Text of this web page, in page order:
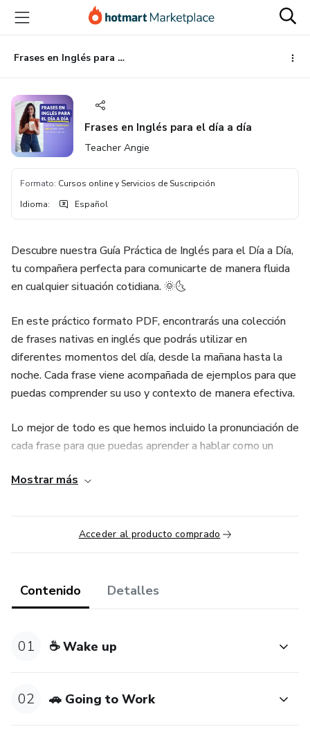
principal
página
de
página
Frases en Inglés para el día a día
Frases en Inglés para el día a día
Teacher Angie
Formato: Cursos online y Servicios de Suscripción
Idioma: Español
Descubre nuestra Guía Práctica de Inglés para el Día a Día,
tu compañera perfecta para comunicarte de manera fluida
en cualquier situación cotidiana. 🌞🌜
En este práctico formato PDF, encontrarás una colección
de frases nativas en inglés que podrás utilizar en
diferentes momentos del día, desde la mañana hasta la
noche. Cada frase viene acompañada de ejemplos para que
puedas comprender su uso y contexto de manera efectiva.
Lo mejor de todo es que hemos incluido la pronunciación de
cada frase para que puedas aprender a hablar como un
interactiva que te ayudará a recordar todo el vocabulario y
ejercicios.
¡No importa si estás tomando un café por la mañana,
cena con amigos, esta guía te brindará las herramientas
necesarias para comunicarte en inglés de manera natural y
a Día y transforma tus conversaciones diarias en
experiencias enriquecedoras y auténticas.
Mostrar más
Acceder al producto comprado
Contenido Detalles
01 ☕ Wake up
02 🚗 Going to Work